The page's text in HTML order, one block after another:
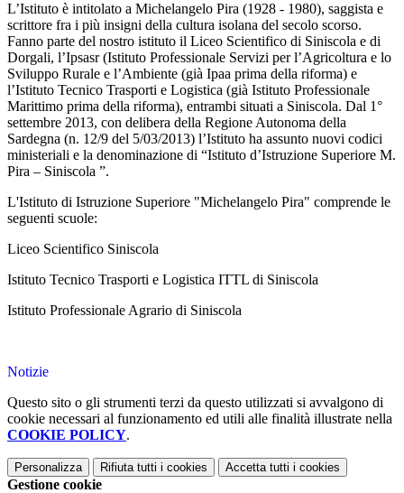
L’Istituto è intitolato a Michelangelo Pira (1928 - 1980), saggista e
scrittore fra i più insigni della cultura isolana del secolo scorso.
Fanno parte del nostro istituto il Liceo Scientifico di Siniscola e di
Dorgali, l’Ipsasr (Istituto Professionale Servizi per l’Agricoltura e lo
Sviluppo Rurale e l’Ambiente (già Ipaa prima della riforma) e
l’Istituto Tecnico Trasporti e Logistica (già Istituto Professionale
Marittimo prima della riforma), entrambi situati a Siniscola. Dal 1°
settembre 2013, con delibera della Regione Autonoma della
Sardegna (n. 12/9 del 5/03/2013) l’Istituto ha assunto nuovi codici
ministeriali e la denominazione di “Istituto d’Istruzione Superiore M.
Pira – Siniscola ”.
L'Istituto di Istruzione Superiore "Michelangelo Pira" comprende le
seguenti scuole:
Liceo Scientifico Siniscola
Istituto Tecnico Trasporti e Logistica ITTL di Siniscola
Istituto Professionale Agrario di Siniscola
Notizie
Questo sito o gli strumenti terzi da questo utilizzati si avvalgono di
cookie necessari al funzionamento ed utili alle finalità illustrate nella
COOKIE POLICY.
Personalizza Rifiuta tutti i cookies Accetta tutti i cookies
Gestione cookie